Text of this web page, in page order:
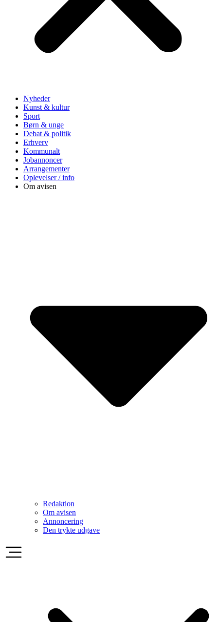
Nyheder
Kunst & kultur
Sport
Børn & unge
Debat & politik
Erhverv
Kommunalt
Jobannoncer
Arrangementer
Oplevelser / info
Om avisen
Redaktion
Om avisen
Annoncering
Den trykte udgave